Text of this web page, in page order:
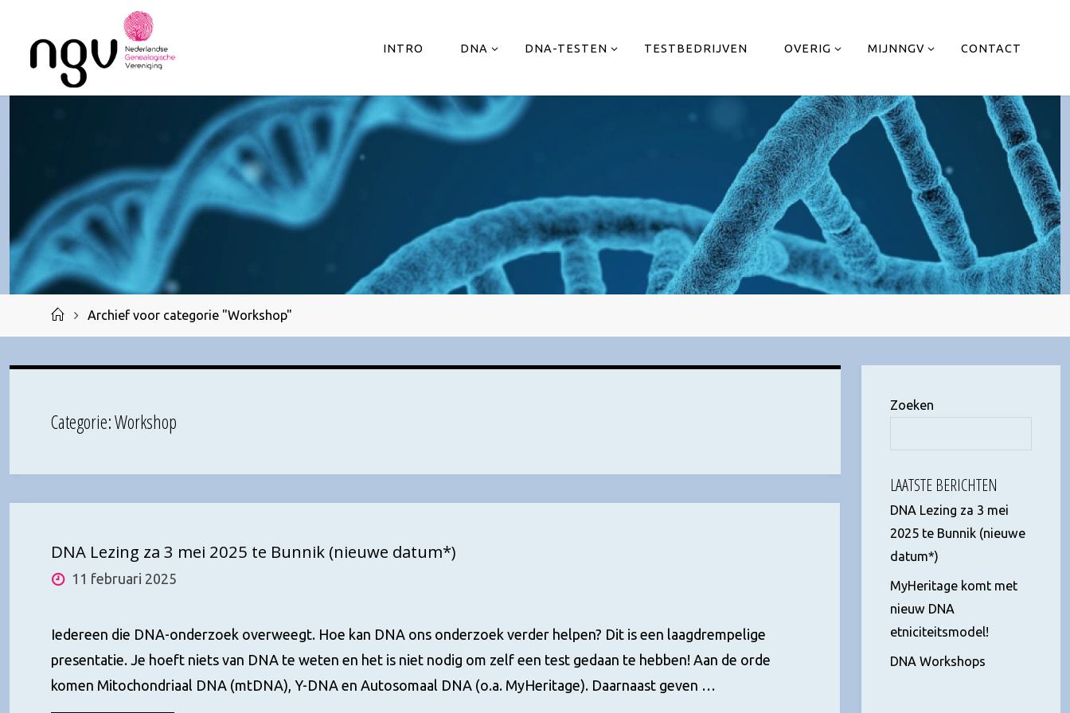
INTRO DNA DNA-TESTEN TESTBEDRIJVEN OVERIG MIJNNGV CONTACT
HomeArchief voor categorie "Workshop"
Categorie:Workshop
DNA Lezing za 3 mei 2025 te Bunnik (nieuwe datum*)
11 februari 2025
Iedereen die DNA-onderzoek overweegt. Hoe kan DNA ons onderzoek verder helpen? Dit is een laagdrempelige
presentatie. Je hoeft niets van DNA te weten en het is niet nodig om zelf een test gedaan te hebben! Aan de orde
komen Mitochondriaal DNA (mtDNA), Y-DNA en Autosomaal DNA (o.a. MyHeritage). Daarnaast geven …
Zoeken
LAATSTE BERICHTEN
DNA Lezing za 3 mei
2025 te Bunnik (nieuwe
datum*)
MyHeritage komt met
nieuw DNA
etniciteitsmodel!
DNA Workshops